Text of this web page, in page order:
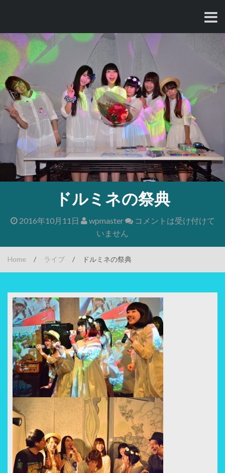
テ
ン
ツ
へ
ス
キ
ッ
ドルミネの祭典
2016年10月11日 wpmaster
コメントは受け付けて
いません
Home / ライブ / ドルミネの祭典